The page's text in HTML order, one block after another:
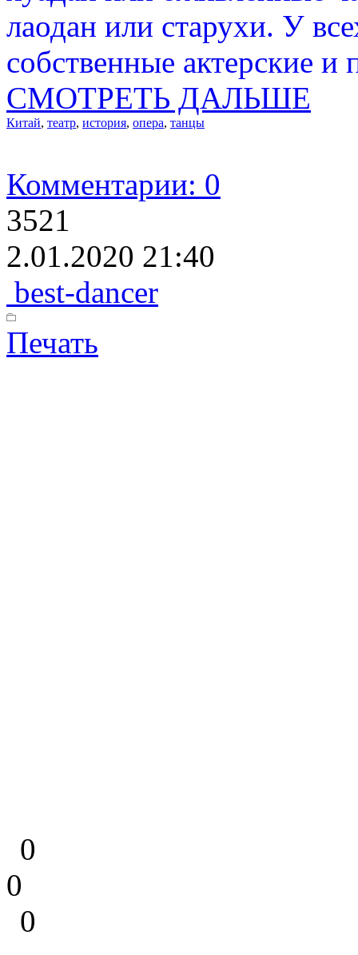
лаодан или старухи. У
собственные актерские и
СМОТРЕТЬ ДАЛЬШЕ
Китай, театр, история, опера, танцы
Комментарии: 0
3521
2.01.2020 21:40
best-dancer
Печать
0
0
0